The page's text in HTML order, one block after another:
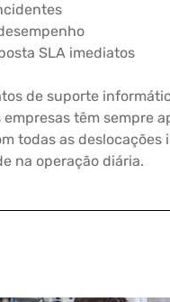
SLA imediatos
de suporte
têm sempre
todas as
na operação diária.